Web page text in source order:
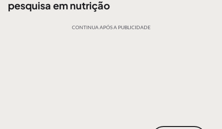
pesquisa em nutrição
CONTINUA APÓS A PUBLICIDADE